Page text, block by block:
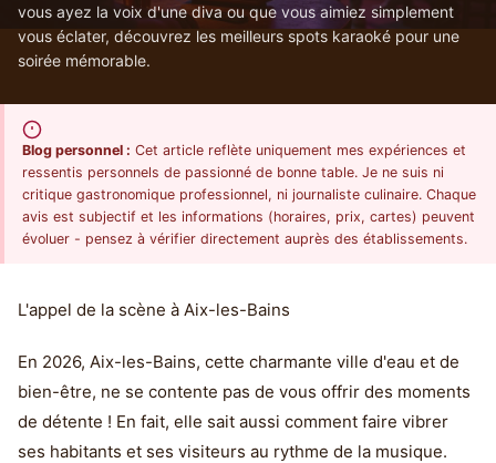
vous ayez la voix d'une diva ou que vous aimiez simplement
vous éclater, découvrez les meilleurs spots karaoké pour une
soirée mémorable.
Blog personnel : Cet article reflète uniquement mes expériences et
ressentis personnels de passionné de bonne table. Je ne suis ni
critique gastronomique professionnel, ni journaliste culinaire. Chaque
avis est subjectif et les informations (horaires, prix, cartes) peuvent
évoluer - pensez à vérifier directement auprès des établissements.
L'appel de la scène à Aix-les-Bains
En 2026, Aix-les-Bains, cette charmante ville d'eau et de
bien-être, ne se contente pas de vous offrir des moments
de détente ! En fait, elle sait aussi comment faire vibrer
ses habitants et ses visiteurs au rythme de la musique.